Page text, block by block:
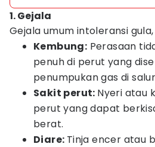
1. Gejala
Gejala umum intoleransi
Kembung: Perasaan
penuh di perut yang
penumpukan gas di
Sakit perut: Nyeri atau
perut yang dapat
berat.
Diare: Tinja encer atau